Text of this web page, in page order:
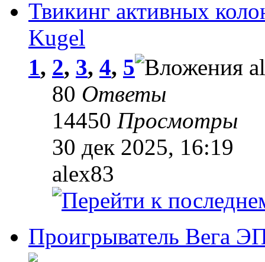
Твикинг активных
Kugel
1, 2, 3, 4, 5
80 Ответы
14450 Просмотры
30 дек 2025, 16:19
alex83
Проигрыватель Вега